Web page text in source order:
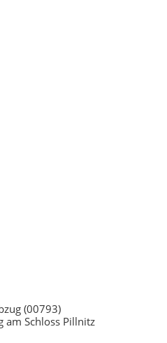
(00793)
am Schloss Pillnitz